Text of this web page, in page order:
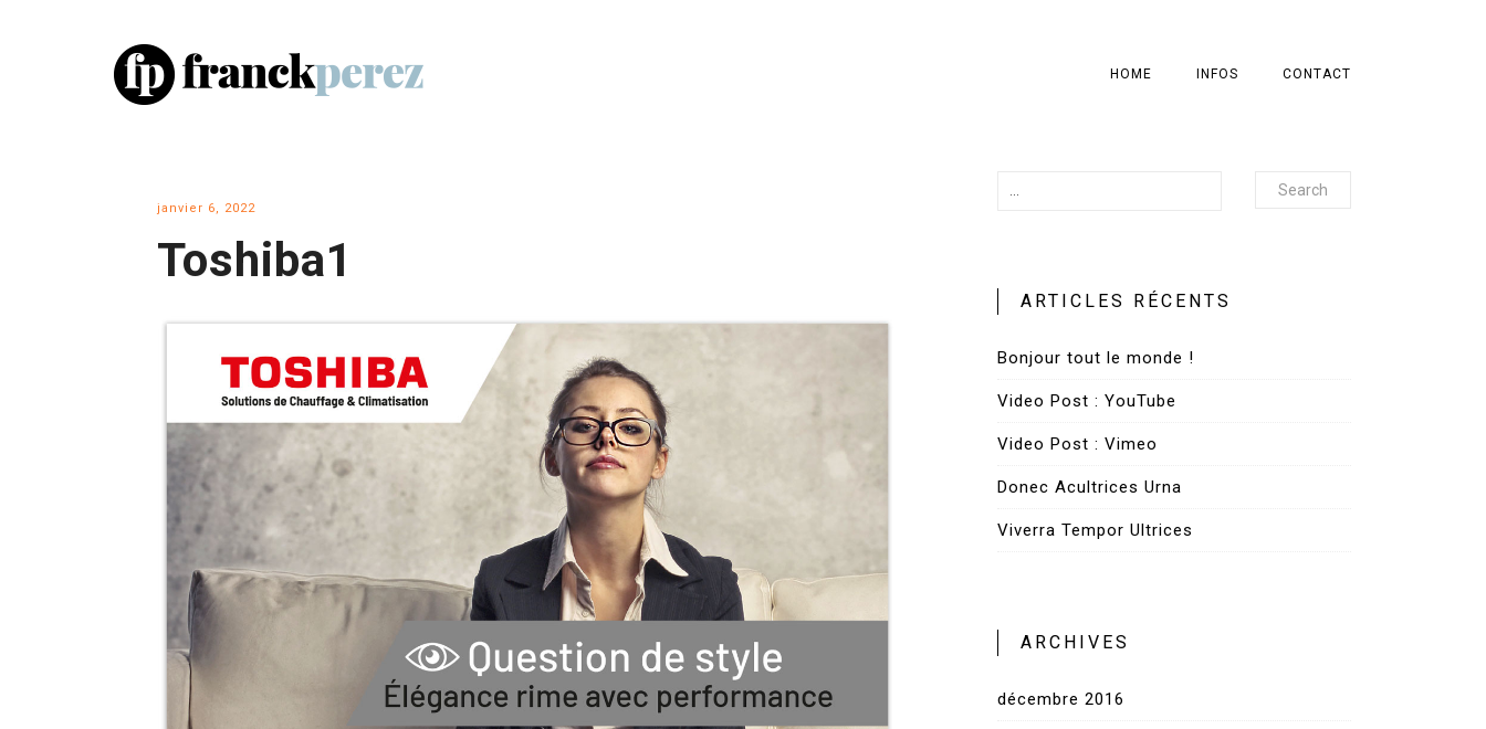
HOME INFOS CONTACT
janvier 6, 2022
Toshiba1
Search
ARTICLES RÉCENTS
Bonjour tout le monde !
Video Post : YouTube
Video Post : Vimeo
Donec Acultrices Urna
Viverra Tempor Ultrices
ARCHIVES
décembre 2016